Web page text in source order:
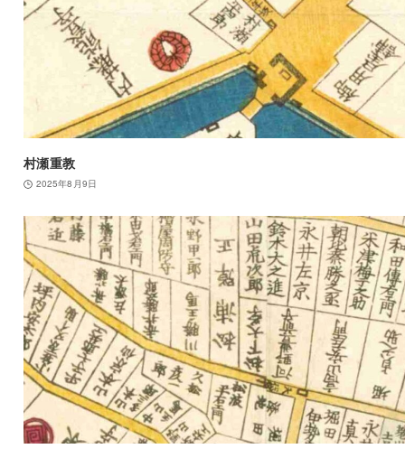
村瀬重教
2025年8月9日